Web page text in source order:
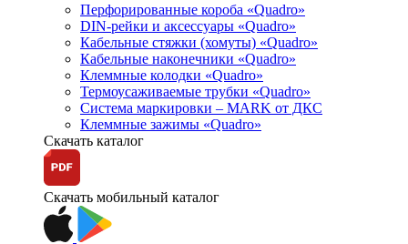
Перфорированные короба «Quadro»
DIN-рейки и аксессуары «Quadro»
Кабельные стяжки (хомуты) «Quadro»
Кабельные наконечники «Quadro»
Клеммные колодки «Quadro»
Термоусаживаемые трубки «Quadro»
Система маркировки – MARK от ДКС
Клеммные зажимы «Quadro»
Скачать каталог
Скачать мобильный каталог